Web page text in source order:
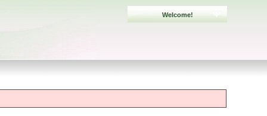
Welcome!